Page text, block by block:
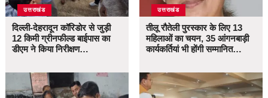
उत्तराखंड
दिल्ली-देहरादून कॉरिडोर से जुड़ी
12 किमी ग्रीनफील्ड बाईपास का
डीएम ने किया निरीक्षण…
उत्तराखंड
तीलू रौतेली पुरस्कार के लिए 13
महिलाओं का चयन, 35 आंगनबाड़ी
कार्यकर्तियां भी होंगी सम्मानित…